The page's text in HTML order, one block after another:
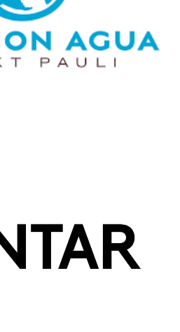
unterstützt. Mindestens 50 000
mittlerweile mit sauberem
von Viva con Agua versorgt.
TV, Radio und Social Media.